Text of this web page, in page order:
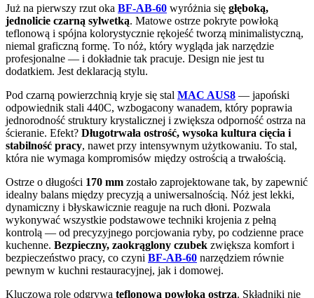
Już na pierwszy rzut oka BF-AB-60 wyróżnia się głęboką,
jednolicie czarną sylwetką. Matowe ostrze pokryte powłoką
teflonową i spójna kolorystycznie rękojeść tworzą minimalistyczną,
niemal graficzną formę. To nóż, który wygląda jak narzędzie
profesjonalne — i dokładnie tak pracuje. Design nie jest tu
dodatkiem. Jest deklaracją stylu.
Pod czarną powierzchnią kryje się stal MAC AUS8 — japoński
odpowiednik stali 440C, wzbogacony wanadem, który poprawia
jednorodność struktury krystalicznej i zwiększa odporność ostrza na
ścieranie. Efekt? Długotrwała ostrość, wysoka kultura cięcia i
stabilność pracy, nawet przy intensywnym użytkowaniu. To stal,
która nie wymaga kompromisów między ostrością a trwałością.
Ostrze o długości 170 mm zostało zaprojektowane tak, by zapewnić
idealny balans między precyzją a uniwersalnością. Nóż jest lekki,
dynamiczny i błyskawicznie reaguje na ruch dłoni. Pozwala
wykonywać wszystkie podstawowe techniki krojenia z pełną
kontrolą — od precyzyjnego porcjowania ryby, po codzienne prace
kuchenne. Bezpieczny, zaokrąglony czubek zwiększa komfort i
bezpieczeństwo pracy, co czyni BF-AB-60 narzędziem równie
pewnym w kuchni restauracyjnej, jak i domowej.
Kluczową rolę odgrywa teflonowa powłoka ostrza. Składniki nie